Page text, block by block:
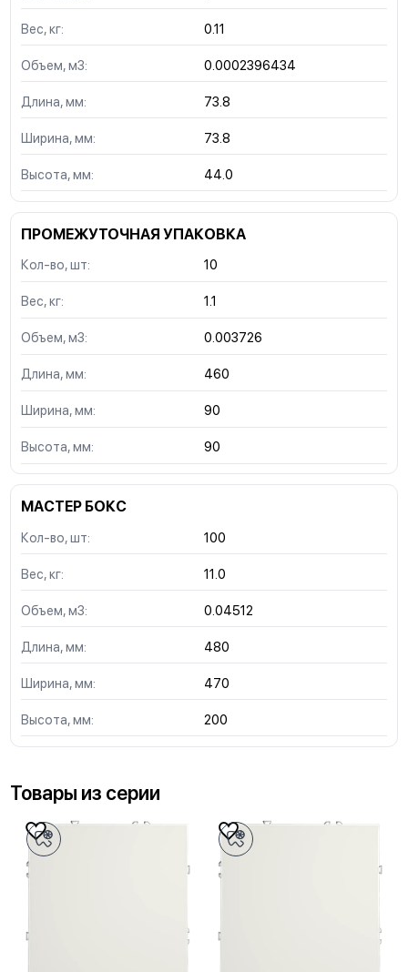
Вес, кг: 0.11
Объем, м3: 0.0002396434
Длина, мм: 73.8
Ширина, мм: 73.8
Высота, мм: 44.0
ПРОМЕЖУТОЧНАЯ УПАКОВКА
Кол-во, шт: 10
Вес, кг: 1.1
Объем, м3: 0.003726
Длина, мм: 460
Ширина, мм: 90
Высота, мм: 90
МАСТЕР БОКС
Кол-во, шт: 100
Вес, кг: 11.0
Объем, м3: 0.04512
Длина, мм: 480
Ширина, мм: 470
Высота, мм: 200
Товары из серии